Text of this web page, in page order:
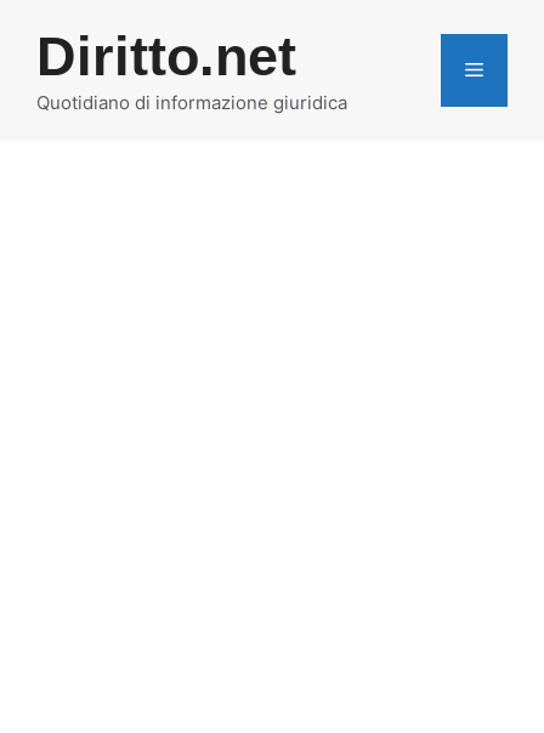
contenuto
Diritto.net
Quotidiano di informazione giuridica
MENU